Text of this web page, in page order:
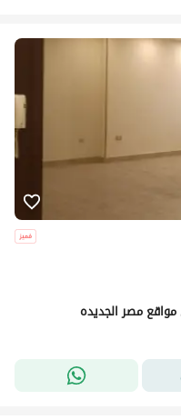
مصر الجديده